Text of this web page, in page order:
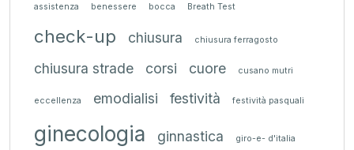
assistenza benessere bocca Breath Test
check-up chiusura chiusura ferragosto
chiusura strade corsi cuore cusano mutri
eccellenza emodialisi festività festività pasquali
ginecologia ginnastica giro-e- d'italia